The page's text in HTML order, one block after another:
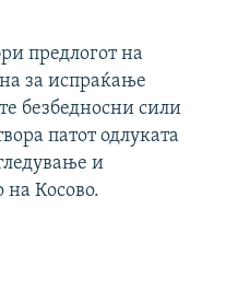
предлогот на
за испраќање
безбедносни сили
патот одлуката
и
на Косово.